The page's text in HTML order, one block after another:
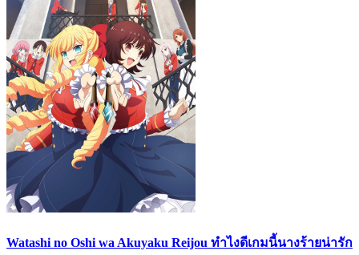
Watashi no Oshi wa Akuyaku Reijou ทำไงดีเกมนี้นางร้ายน่ารัก